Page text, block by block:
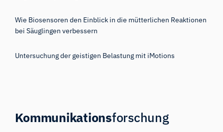
Wie Biosensoren den Einblick in die mütterlichen Reaktionen
bei Säuglingen verbessern
Untersuchung der geistigen Belastung mit iMotions
Kommunikationsforschung